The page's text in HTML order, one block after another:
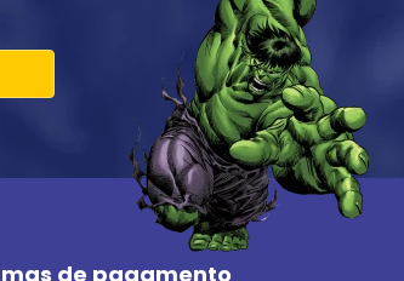
de pagamento